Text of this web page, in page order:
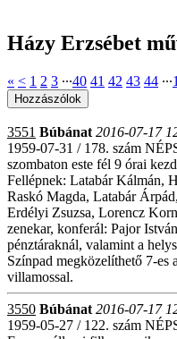
Házy Erzsébet
« < 1 2 3 ∙∙∙40 41 42 43 44 ∙∙∙
3551 Búbánat 2016-07-17
1959-07-31 / 178. szám
szombaton este fél 9 órai
Fellépnek: Latabár Kálmán,
Raskó Magda, Latabár
Erdélyi Zsuzsa, Lorencz
zenekar, konferál: Pajor
pénztáraknál, valamint a
Színpad megközelíthető 7-es
villamossal.
3550 Búbánat 2016-07-17
1959-05-27 / 122. szám